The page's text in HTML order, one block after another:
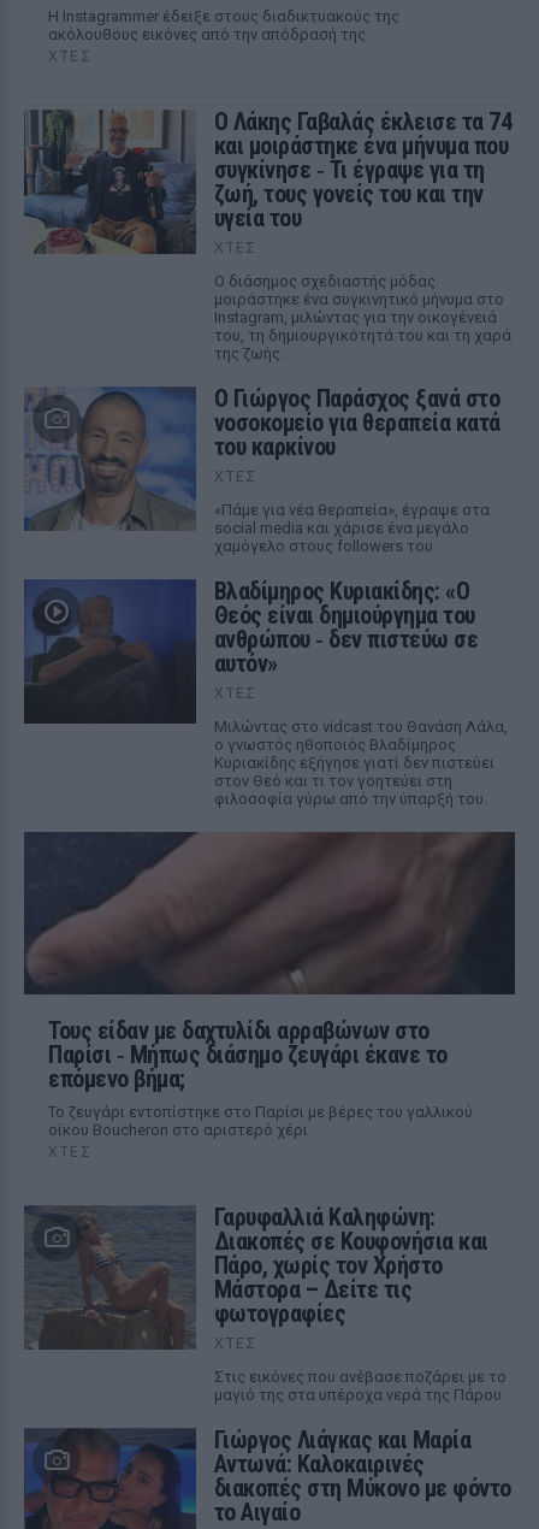
Η Instagrammer έδειξε στους διαδικτυακούς της
ακόλουθους εικόνες από την απόδρασή της
ΧΤΕΣ
Ο Λάκης Γαβαλάς έκλεισε τα 74
και μοιράστηκε ένα μήνυμα που
συγκίνησε ‑ Τι έγραψε για τη
ζωή, τους γονείς του και την
υγεία του
ΧΤΕΣ
Ο διάσημος σχεδιαστής μόδας
μοιράστηκε ένα συγκινητικό μήνυμα στο
Instagram, μιλώντας για την οικογένειά
του, τη δημιουργικότητά του και τη χαρά
της ζωής.
O Γιώργος Παράσχος ξανά στο
νοσοκομείο για θεραπεία κατά
του καρκίνου
ΧΤΕΣ
«Πάμε για νέα θεραπεία», έγραψε στα
social media και χάρισε ένα μεγάλο
χαμόγελο στους followers του
Βλαδίμηρος Κυριακίδης: «Ο
Θεός είναι δημιούργημα του
ανθρώπου ‑ δεν πιστεύω σε
αυτόν»
ΧΤΕΣ
Μιλώντας στο vidcast του Θανάση Λάλα,
ο γνωστός ηθοποιός Βλαδίμηρος
Κυριακίδης εξήγησε γιατί δεν πιστεύει
στον Θεό και τι τον γοητεύει στη
φιλοσοφία γύρω από την ύπαρξή του.
Τους είδαν με δαχτυλίδι αρραβώνων στο
Παρίσι ‑ Μήπως διάσημο ζευγάρι έκανε το
επόμενο βήμα;
Το ζευγάρι εντοπίστηκε στο Παρίσι με βέρες του γαλλικού
οίκου Boucheron στο αριστερό χέρι
ΧΤΕΣ
Γαρυφαλλιά Καληφώνη:
Διακοπές σε Κουφονήσια και
Πάρο, χωρίς τον Χρήστο
Μάστορα – Δείτε τις
φωτογραφίες
ΧΤΕΣ
Στις εικόνες που ανέβασε ποζάρει με το
μαγιό της στα υπέροχα νερά της Πάρου
Γιώργος Λιάγκας και Μαρία
Αντωνά: Καλοκαιρινές
διακοπές στη Μύκονο με φόντο
το Αιγαίο